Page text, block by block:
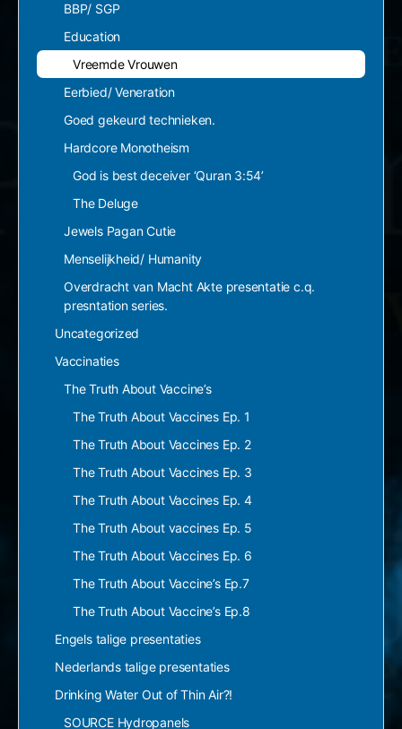
BBP/ SGP
Education
Vreemde Vrouwen
Eerbied/ Veneration
Goed gekeurd technieken.
Hardcore Monotheism
God is best deceiver ‘Quran 3:54’
The Deluge
Jewels Pagan Cutie
Menselijkheid/ Humanity
Overdracht van Macht Akte presentatie c.q.
presntation series.
Uncategorized
Vaccinaties
The Truth About Vaccine’s
The Truth About Vaccines Ep. 1
The Truth About Vaccines Ep. 2
The Truth About Vaccines Ep. 3
The Truth About Vaccines Ep. 4
The Truth About vaccines Ep. 5
The Truth About Vaccines Ep. 6
The Truth About Vaccine’s Ep.7
The Truth About Vaccine’s Ep.8
Engels talige presentaties
Nederlands talige presentaties
Drinking Water Out of Thin Air?!
SOURCE Hydropanels